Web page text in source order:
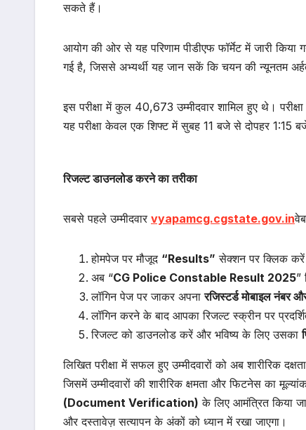
सकते हैं।
आयोग की ओर से यह परिणाम पीडीएफ फॉर्मेट में जारी
गई है, जिससे अभ्यर्थी यह जान सकें कि चयन की न्यूनतम
इस परीक्षा में कुल 40,673 उम्मीदवार शामिल हुए थे।
यह परीक्षा केवल एक शिफ्ट में सुबह 11 बजे से दोपहर 1:15
रिजल्ट डाउनलोड करने का तरीका
सबसे पहले उम्मीदवार vyapamcg.cgstate.gov.in
होमपेज पर मौजूद “Results” सेक्शन पर क्लिक
अब “CG Police Constable Result 2025”
लॉगिन पेज पर जाकर अपनारजिस्टर्ड मोबाइल नंबर
लॉगिन करने के बाद आपका रिजल्ट स्क्रीन पर
रिजल्ट को डाउनलोड करें और भविष्य के लिए उसका
लिखित परीक्षा में सफल हुए उम्मीदवारों को अब शारीरिक
जिसमें उम्मीदवारों की शारीरिक क्षमता और फिटनेस का
(Document Verification) के लिए आमंत्रित किया
और दस्तावेज़ सत्यापन के अंकों को ध्यान में रखा जाएगा।